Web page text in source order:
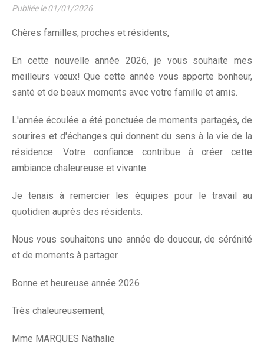
Publiée le01/01/2026
Chères familles, proches et résidents,
En cette nouvelle année 2026, je vous souhaite mes
meilleurs vœux! Que cette année vous apporte bonheur,
santé et de beaux moments avec votre famille et amis.
L'année écoulée a été ponctuée de moments partagés, de
sourires et d'échanges qui donnent du sens à la vie de la
résidence. Votre confiance contribue à créer cette
ambiance chaleureuse et vivante.
Je tenais à remercier les équipes pour le travail au
quotidien auprès des résidents.
Nous vous souhaitons une année de douceur, de sérénité
et de moments à partager.
Bonne et heureuse année 2026
Très chaleureusement,
Mme MARQUES Nathalie